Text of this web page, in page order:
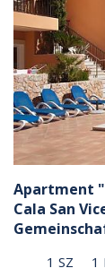
Apartment
Cala San
1 SZ 1